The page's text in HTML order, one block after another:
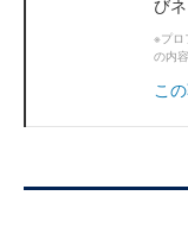
※プロ
の内
こ